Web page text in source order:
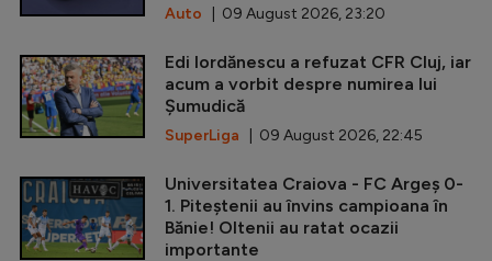
Auto | 09 August 2026, 23:20
Edi Iordănescu a refuzat CFR Cluj, iar
acum a vorbit despre numirea lui
Șumudică
SuperLiga | 09 August 2026, 22:45
Universitatea Craiova - FC Argeș 0-
1. Piteștenii au învins campioana în
Bănie! Oltenii au ratat ocazii
importante